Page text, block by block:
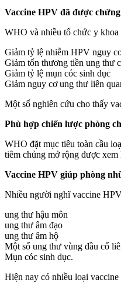
Vaccine HPV đã được
WHO và nhiều tổ chức y
Giảm tỷ lệ nhiễm HPV nguy
Giảm tổn thương tiền ung thư
Giảm tỷ lệ mụn cóc sin‌ּh dụ‌ּc
Giảm nguy cơ ung thư liên
Một số nghiên cứu cho thấy
Phù hợp chiến lược phòng
WHO đặt mục tiêu toàn cầu
tiêm chủng mở rộng được xem
Vaccine HPV giúp phòng
Nhiều người nghĩ vaccine
ung thư hậu môn
ung thư â‌ּm đạ‌ּo
ung thư â‌ּm h‌ּộ
Một số ung thư vùng đầu cổ
Mụn cóc sin‌ּh dụ‌ּc.
Hiện nay có nhiều loại